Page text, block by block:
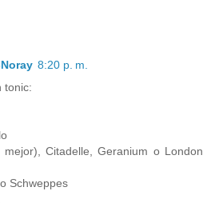
8:20 p. m.
tonic:
Citadelle, Geranium o London
Schweppes